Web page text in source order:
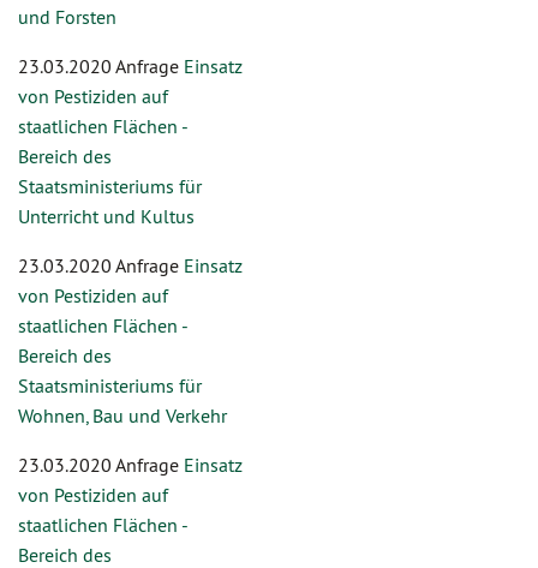
und Forsten
23.03.2020 Anfrage Einsatz
von Pestiziden auf
staatlichen Flächen -
Bereich des
Staatsministeriums für
Unterricht und Kultus
23.03.2020 Anfrage Einsatz
von Pestiziden auf
staatlichen Flächen -
Bereich des
Staatsministeriums für
Wohnen, Bau und Verkehr
23.03.2020 Anfrage Einsatz
von Pestiziden auf
staatlichen Flächen -
Bereich des